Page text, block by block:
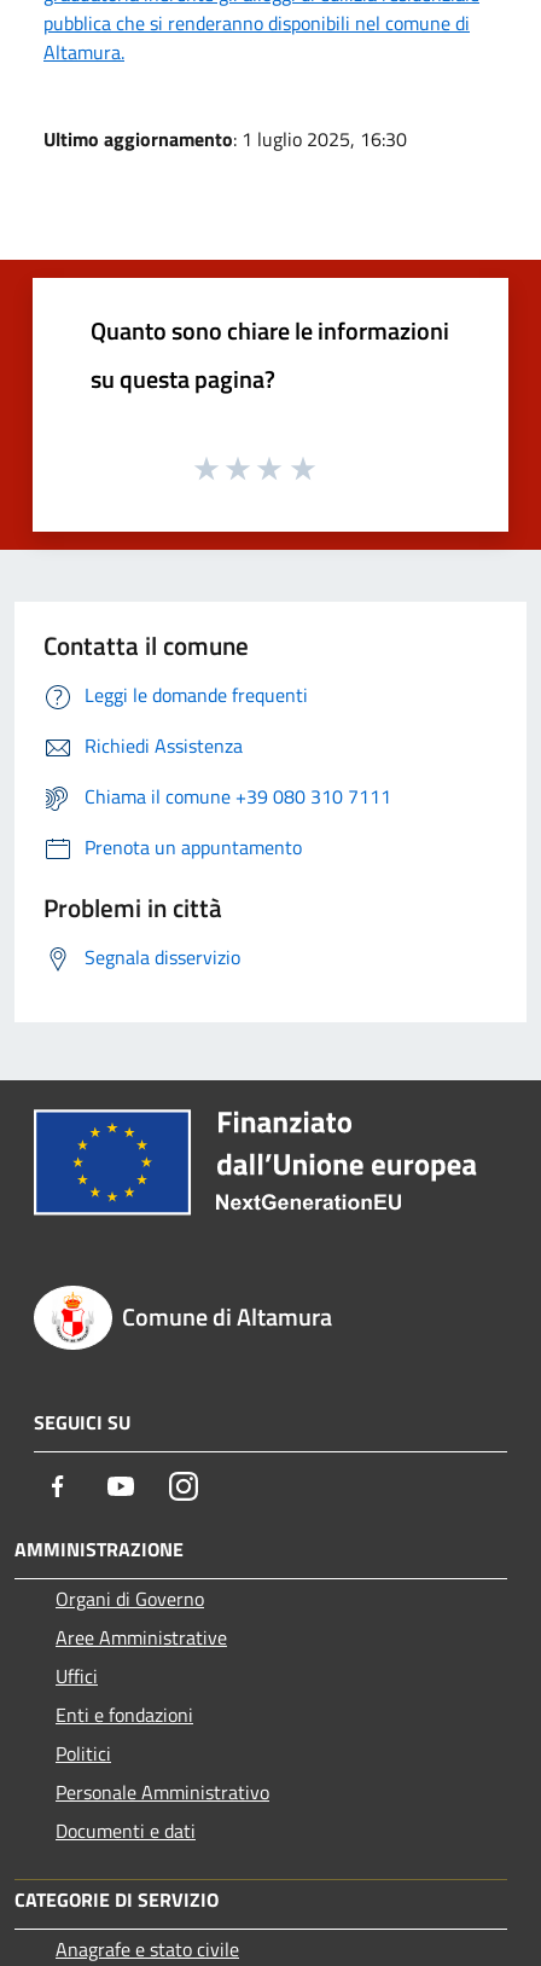
pubblica che si renderanno disponibili nel comune di
Altamura.
Ultimo aggiornamento: 1 luglio 2025, 16:30
Quanto sono chiare le informazioni
su questa pagina?
Contatta il comune
Leggi le domande frequenti
Richiedi Assistenza
Chiama il comune +39 080 310 7111
Prenota un appuntamento
Problemi in città
Segnala disservizio
Comune di Altamura
SEGUICI SU
Facebook YoutubeInstagram
AMMINISTRAZIONE
Organi di Governo
Aree Amministrative
Uffici
Enti e fondazioni
Politici
Personale Amministrativo
Documenti e dati
CATEGORIE DI SERVIZIO
Anagrafe e stato civile